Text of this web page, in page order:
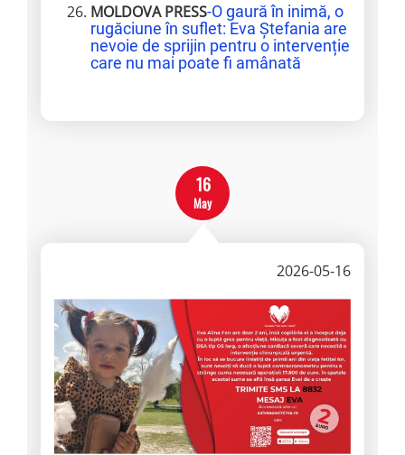
MOLDOVA PRESS-O gaură în inimă, o
rugăciune în suflet: Eva Ștefania are
nevoie de sprijin pentru o intervenție
care nu mai poate fi amânată
16
May
2026-05-16